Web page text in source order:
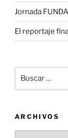
Jornada
El reportaje
por:
ARCHIVOS